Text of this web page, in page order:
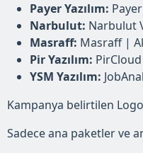
Payer Yazılım:
Narbulut: Narbulut
Masraff: Masraff |
Pir Yazılım:
YSM Yazılım:
Kampanya belirtilen
Sadece ana paketler ve